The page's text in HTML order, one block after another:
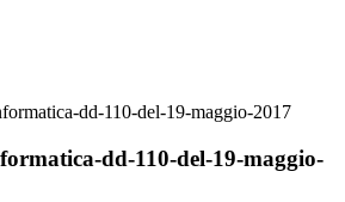
dd-110-del-19-maggio-2017
dd-110-del-19-maggio-